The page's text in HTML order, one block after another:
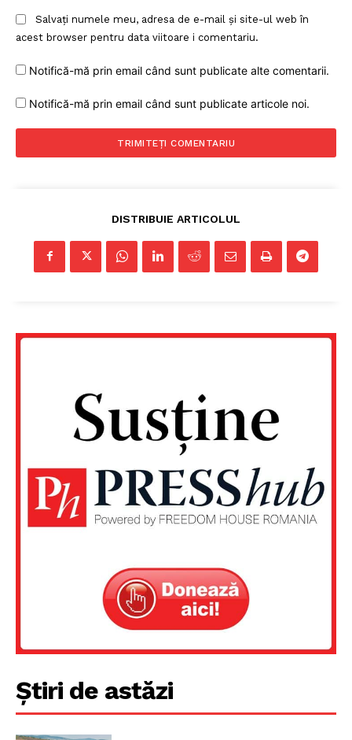
Salvați numele meu, adresa de e-mail și site-ul web în
acest browser pentru data viitoare i comentariu.
Notifică-mă prin email când sunt publicate alte comentarii.
Notifică-mă prin email când sunt publicate articole noi.
DISTRIBUIE ARTICOLUL
Știri de astăzi